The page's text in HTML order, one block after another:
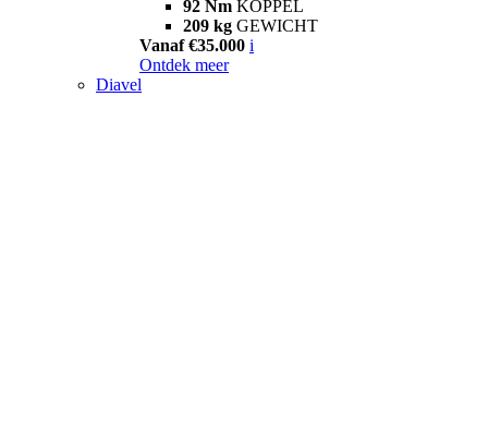
92 Nm KOPPEL
209 kg GEWICHT
Vanaf €35.000 i
Ontdek meer
Diavel